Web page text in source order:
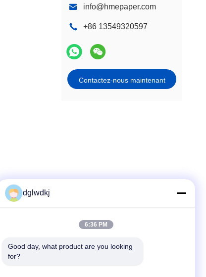
info@hmepaper.com
+86 13549320597
Contactez-nous maintenant
Contactez rapidement
Télégramme
dglwdkj
6:36 PM
Good day, what product are you looking
for?